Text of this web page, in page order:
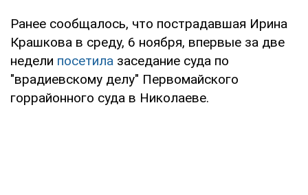
Ранее сообщалось, что пострадавшая Ирина
Крашкова в среду, 6 ноября, впервые за две
недели посетила заседание суда по
"врадиевскому делу" Первомайского
горрайонного суда в Николаеве.